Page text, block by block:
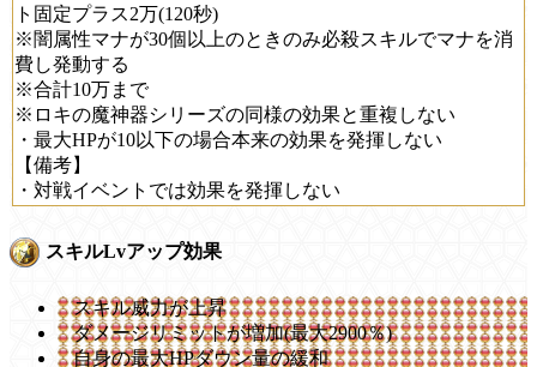
ト固定プラス2万(120秒)
※闇属性マナが30個以上のときのみ必殺スキルでマナを消
費し発動する
※合計10万まで
※ロキの魔神器シリーズの同様の効果と重複しない
・最大HPが10以下の場合本来の効果を発揮しない
【備考】
・対戦イベントでは効果を発揮しない
スキルLvアップ効果
スキル威力が上昇
ダメージリミットが増加(最大2900％)
自身の最大HPダウン量の緩和